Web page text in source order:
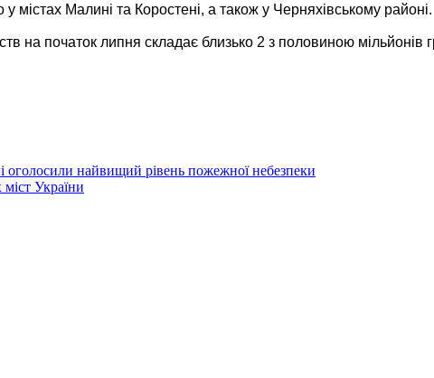
у містах Малині та Коростені, а також у Черняхівському районі.
на початок липня складає близько 2 з половиною
оголосили найвищий рівень пожежної небезпеки
України